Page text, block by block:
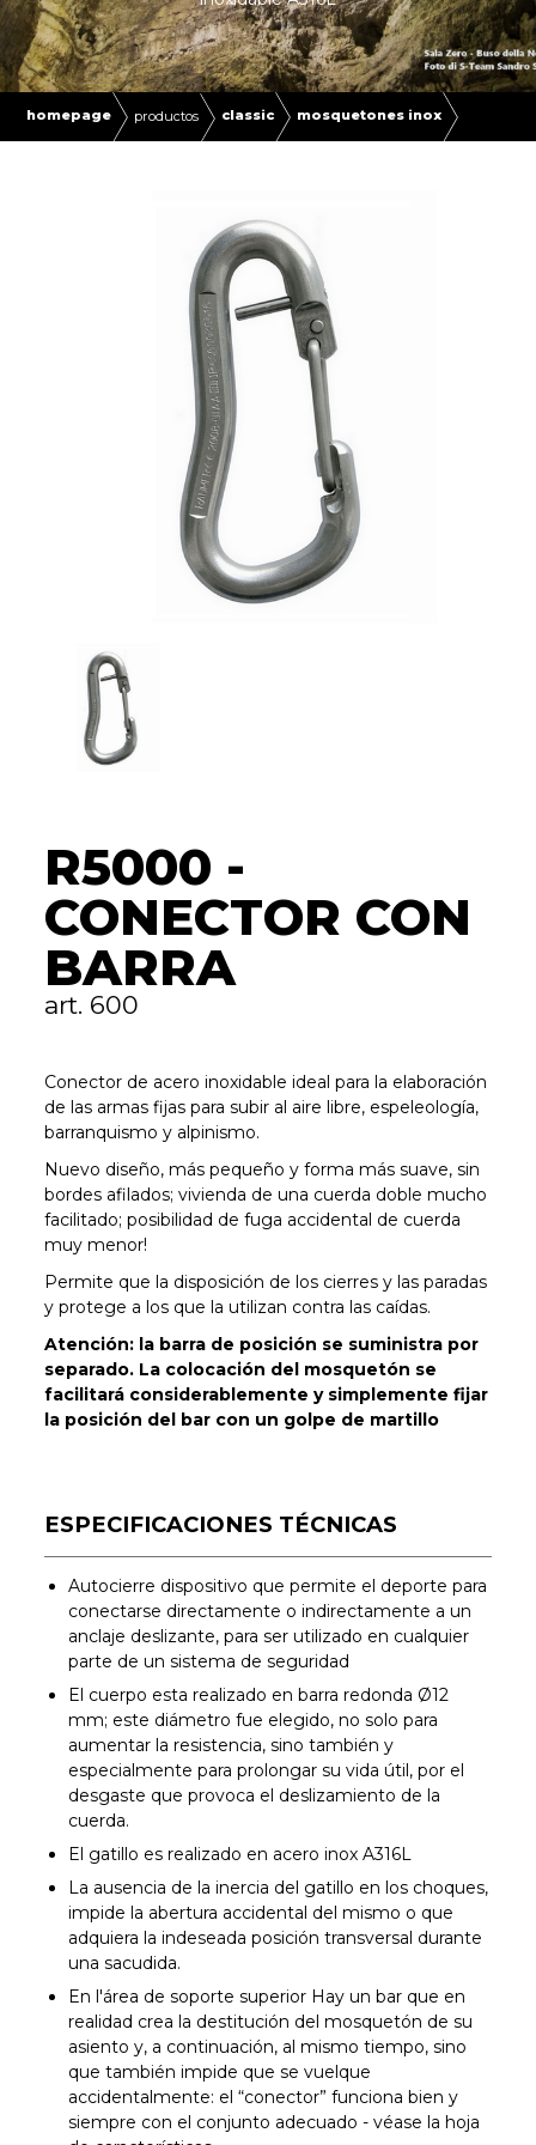
homepage productos classic mosquetones inox
R5000 -
CONECTOR CON
BARRA
art. 600
Conector de acero inoxidable ideal para la elaboración
de las armas fijas para subir al aire libre, espeleología,
barranquismo y alpinismo.
Nuevo diseño, más pequeño y forma más suave, sin
bordes afilados; vivienda de una cuerda doble mucho
facilitado; posibilidad de fuga accidental de cuerda
muy menor!
Permite que la disposición de los cierres y las paradas
y protege a los que la utilizan contra las caídas.
Atención: la barra de posición se suministra por
separado. La colocación del mosquetón se
facilitará considerablemente y simplemente fijar
la posición del bar con un golpe de martillo
ESPECIFICACIONES TÉCNICAS
Autocierre dispositivo que permite el deporte para
conectarse directamente o indirectamente a un
anclaje deslizante, para ser utilizado en cualquier
parte de un sistema de seguridad
El cuerpo esta realizado en barra redonda Ø12
mm; este diámetro fue elegido, no solo para
aumentar la resistencia, sino también y
especialmente para prolongar su vida útil, por el
desgaste que provoca el deslizamiento de la
cuerda.
El gatillo es realizado en acero inox A316L
La ausencia de la inercia del gatillo en los choques,
impide la abertura accidental del mismo o que
adquiera la indeseada posición transversal durante
una sacudida.
En l'área de soporte superior Hay un bar que en
realidad crea la destitución del mosquetón de su
asiento y, a continuación, al mismo tiempo, sino
que también impide que se vuelque
accidentalmente: el “conector” funciona bien y
siempre con el conjunto adecuado - véase la hoja